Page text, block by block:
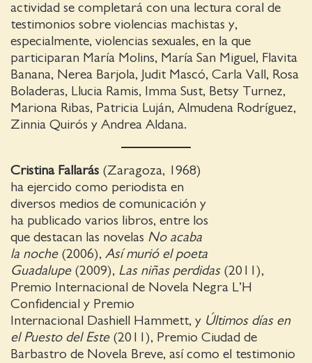
actividad se completará con una lectura coral de
testimonios sobre violencias machistas y,
especialmente, violencias sexuales, en la que
participaran María Molins, María San Miguel, Flavita
Banana, Nerea Barjola, Judit Mascó, Carla Vall, Rosa
Boladeras, Llucia Ramis, Imma Sust, Betsy Turnez,
Mariona Ribas, Patricia Luján, Almudena Rodríguez,
Zinnia Quirós y Andrea Aldana.
Cristina Fallarás (Zaragoza, 1968)
ha ejercido como periodista en
diversos medios de comunicación y
ha publicado varios libros, entre los
que destacan las novelas No acaba
la noche (2006), Así murió el poeta
Guadalupe(2009), Las niñas perdidas(2011),
Premio Internacional de Novela Negra L’H
Confidencial y Premio
Internacional Dashiell Hammett, y Últimos días en
el Puesto del Este(2011), Premio Ciudad de
Barbastro de Novela Breve, así como el testimonio